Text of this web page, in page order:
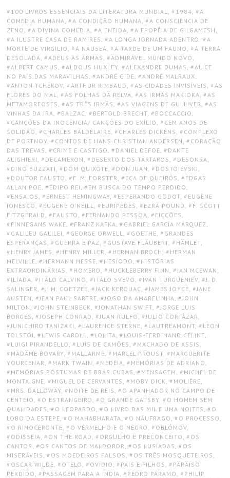
TAGS:
100 LIVROS ESSENCIAIS DA LITERATURA MUNDIAL , 1984 , A
COMÉDIA HUMANA , A CONDIÇÃO HUMANA , A CONSCIÊNCIA DE
ZENO , A DIVINA COMÉDIA , A ENEIDA , A EPOPÉIA DE GILGAMESH
A ILUSTRE CASA DE RAMIRES , A LONGA JORNADA ADENTRO , A
MORTE DE VIRGILIO , A NÁUSEA , A TARDE DE UM FAUNO , A TERRA
DESOLADA , ADEUS ÀS ARMAS , ADMIRÁVEL MUNDO NOVO
ALBERT CAMUS , ALDOUS HUXLEY , ALEXANDRE DUMAS , ALICE
NO PAÍS DAS MARAVILHAS , ANDRÉ GIDE , ANDRÉ MALRAUX
ANTON TCHÉKOV , ARTHUR RIMBAUD , AS CIDADES INVISÍVEIS , AS
FLORES DO MAL
, AS FOLHAS DA RELVA , AS IRMÃS MAKIOKA , AS
METAMORFOSES , AS TRÊS IRMÃS , AS VIAGENS DE GULLIVER , AS
VINHAS DA IRA , BALZAC , BERTOLD BRECHT , BOCCACCIO
CANÇÕES DA INOCÊNCIA/ CANÇÕES DO EXÍLIO , CEM ANOS DE
SOLIDÃO , CHARLES BALDELAIRE , CHARLES DICKENS , COMPLEXO
DE PORTNOY , CONTOS DE HANS CHRISTIAN ANDERSEN , CORAÇÃO
DAS TREVAS , CRIME E CASTIGO , DANIEL DEFOE , DANTE
ALIGHIERI , DECAMERON , DESERTO DOS TÁRTAROS , DESONRA
DINO BUZZATI , DOM QUIXOTE , DON JUAN , DOSTOIÉVSKI
DOUTOR FAUSTO , E. M. FORSTER , EÇA DE QUEIRÓS , EDGAR
ALLAN POE , ÉDIPO REI , EM BUSCA DO TEMPO PERDIDO
ENSAIOS , ERNEST HEMINGWAY , ESPERANDO GODOT , EUGÈNE
IONESCO , EUGENE O’NEILL , EURÍPEDES , EZRA POUND , F. SCOTT
FITZGERALD , FAUSTO , FERNANDO PESSOA , FICÇÕES
FINNEGANS WAKE , FRANZ KAFKA , GABRIEL GARCÍA MÁRQUEZ
GALILEU GALILEI , GEORGE ORWELL , GOETHE , GRANDES
ESPERANÇAS , GUERRA E PAZ , GUSTAVE FLAUBERT , HAMLET
HENRY JAMES , HENRY MILLER , HERMAN BROCH , HERMAN
MELVILLE , HERMANN HESSE , HESÍODO , HISTÓRIAS
EXTRAORDINÁRIAS , HOMERO , HUCKLEBERRY FINN , IAN MCEWAN
ILÍADA , ITALO CALVINO , ITALO SVEVO , IVAN TURGUÊNIEV , J. D.
SALINGER , J. M. COETZEE , JACK KEROUAC , JAMES JOYCE , JANE
AUSTEN , JEAN PAUL SARTRE , JOGO DA AMARELINHA , JOHN
MILTON , JOHN STEINBECK , JONATHAN SWIFT , JORGE LUIS
BORGES , JOSEPH CONRAD , JUAN RULFO , JULIO CORTÁZAR
JUNICHIRO TANIZAKI , LAURENCE STERNE , LAUTRÉAMONT , LEON
TOLSTÓI , LEWIS CAROLL , LOLITA , LOUIS-FERDINAND CÉLINE
LUIGI PIRANDELLO , LUÍS DE CAMÕES , MACHADO DE ASSIS
MADAME BOVARY , MALLARMÉ , MARCEL PROUST , MARGUERITE
YOURCENAR , MARK TWAIN , MEDÉIA , MEMÓRIAS DE ADRIANO
MEMÓRIAS PÓSTUMAS DE BRÁS CUBAS , MENSAGEM , MICHEL DE
MONTAIGNE , MIGUEL DE CERVANTES , MOBY DICK , MOLIÈRE
MRS. DALLOWAY , NOITE DE REIS , O APANHADOR NO CAMPO DE
CENTEIO , O ESTRANGEIRO , O GRANDE GATSBY , O HOMEM SEM
QUALIDADES , O LEOPARDO , O LIVRO DAS MIL E UMA NOITES , O
LOBO DA ESTEPE , O MAHABHARATA , O NÁUFRAGO , O PROCESSO
O RINOCERONTE , O VERMELHO E O NEGRO , OBLÓMOV
ODISSÉIA , ON THE ROAD , ORGULHO E PRECONCEITO , OS
CANTOS , OS CANTOS DE MALDOROR , OS LUSÍADAS , OS
MISERÁVEIS , OS MOEDEIROS FALSOS , OS TRÊS MOSQUETEIROS
OSCAR WILDE , OTELO , OVÍDIO , PAIS E FILHOS , PARAÍSO
PERDIDO , PASSAGEM PARA A ÍNDIA , PEDRO PÁRAMO , PHILIP